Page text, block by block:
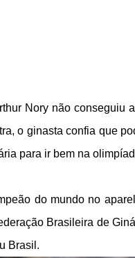
Nory não conseguiu
o ginasta confia que
para ir bem na
do mundo no
Brasileira de
Brasil.